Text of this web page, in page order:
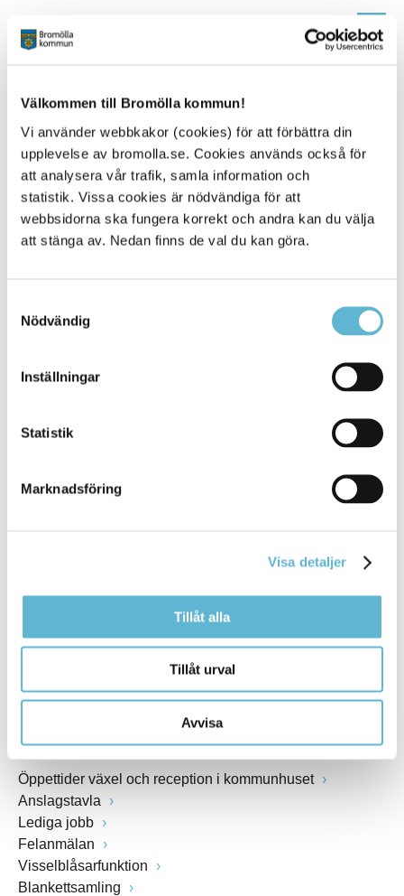
Välkommen till Bromölla kommun!
Vi använder webbkakor (cookies) för att förbättra din
upplevelse av bromolla.se. Cookies används också för
att analysera vår trafik, samla information och
statistik. Vissa cookies är nödvändiga för att
webbsidorna ska fungera korrekt och andra kan du välja
att stänga av. Nedan finns de val du kan göra.
Nödvändig
Inställningar
Statistik
Marknadsföring
Visa detaljer
Tillåt alla
Tillåt urval
Avvisa
536
Alla platser
KONTAKT
Besöksadress
Postadress
Box 18, 295 21 Bromölla
Fax: 0456-82 22 00
Öppettider växel och reception i kommunhuset
Anslagstavla
Lediga jobb
Felanmälan
Visselblåsarfunktion
Blankettsamling